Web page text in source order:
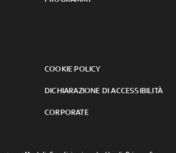
COOKIE POLICY
DICHIARAZIONE DI ACCESSIBILITÀ
CORPORATE